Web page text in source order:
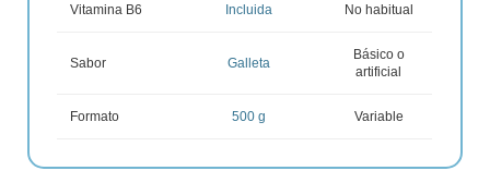
Vitamina B6 Incluida No habitual
Sabor Galleta
Básico o
artificial
Formato 500 g Variable